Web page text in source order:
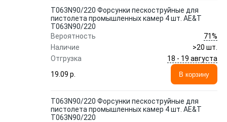
T063N90/220 Форсунки пескоструйные для
пистолета промышленных камер 4 шт. AE&T
T063N90/220
Вероятность
71%
Наличие
>20 шт.
Отгрузка
18 - 19 августа
19.09 p.
В корзину
T063N90/220 Форсунки пескоструйные для
пистолета промышленных камер 4 шт. AE&T
T063N90/220